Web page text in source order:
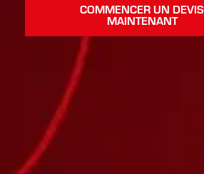
COMMENCER UN DEVIS
MAINTENANT